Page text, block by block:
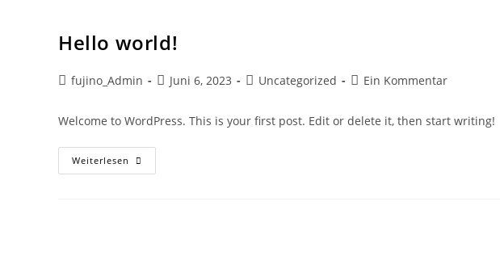
Hello world!
fujino_Admin Juni 6, 2023 Uncategorized Ein Kommentar
Welcome to WordPress. This is your first post. Edit or delete it, then start writing!
Weiterlesen